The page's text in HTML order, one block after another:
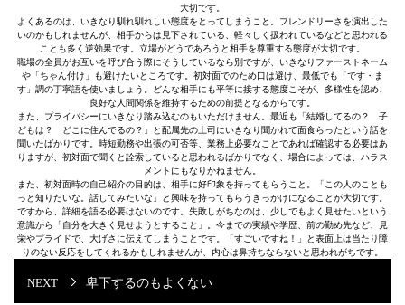
大切です。
よくあるのは、いきなり馴れ馴れしい態度をとってしまうこと。フレンドリーさを演出した
いのかもしれませんが、相手からは見下されている、軽々しく扱われているなどと思われる
ことも多く逆効果です。立場がどうであろうと相手を尊重する態度が大切です。
職場の全員がお互いを呼び合う際にそうしているなら別ですが、いきなりファーストネーム
や「ちゃん付け」も避けたいところです。初対面でのため口は避け、最低でも「です・ま
す」調の丁寧語を使いましょう。どんな相手にも平等に接する態度こそが、多様性を認め、
良好な人間関係を維持するための前提となるからです。
また、プライバシーにいきなり踏み込むのもいただけません。最近も「結婚してるの？ 子
どもは？ どこに住んでるの？」と配属先の上司にいきなり聞かれて面食らったという話を
聞いたばかりです。時短勤務や出張の可否等、業務上必要なことであれば確認する必要はあ
りますが、初対面で聞くと詮索していると思われるばかりでなく、場合によっては、ハラス
メントにもなりかねません。
また、初対面時の自己紹介の目的は、相手に好印象を持ってもらうこと。「この人のことも
っと知りたいな。話してみたいな」と興味を持ってもらうきっかけになることが大切です。
ですから、詳細を語る必要はないのです。失敗しがちなのは、少しでもよく見せたいという
意識から「自分を大きく見せようとすること」。今までの実績や学歴、前の勤め先など、見
栄やプライドで、大げさに伝えてしまうことです。「すごいですね！」と表面上は当たり障
りのない反応をしてくれるかもしれませんが、内心は鼻持ちならないと思われがちです。
卑下するのもよくない